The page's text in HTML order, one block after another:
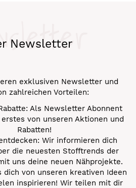
Newsletter
exklusiven Newsletter und
zahlreichen Vorteilen:
Als Newsletter Abonnent
von unseren Aktionen und
Rabatten!
Wir informieren dich
die neuesten Stofftrends der
uns deine neuen Nähprojekte.
dich von unseren kreativen Ideen
inspirieren! Wir teilen mit dir